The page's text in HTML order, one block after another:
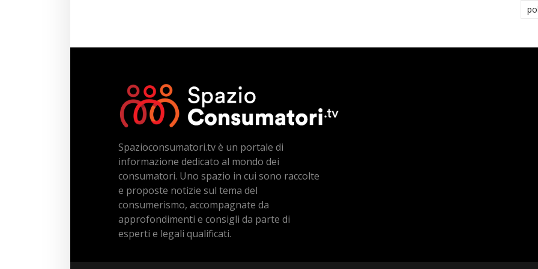
Spazioconsumatori.tv è un portale di
informazione dedicato al mondo dei
consumatori. Uno spazio in cui sono raccolte
e proposte notizie sul tema del
consumerismo, accompagnate da
approfondimenti e consigli da parte di
esperti e legali qualificati.